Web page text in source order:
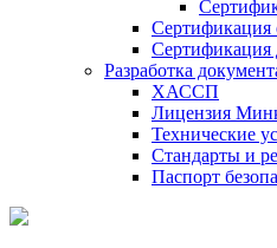
Сертификация
Разработка
ХАССП
Лицензия
Технические
Стандарты и
Паспорт